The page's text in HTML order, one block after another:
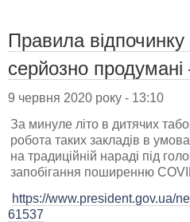
Правила
серйозно
9 червня 2020 року - 13:10
За минуле літо в дитячих
робота таких закладів в
на традиційній нараді під
запобігання поширенню
https://www.president.gov.ua/
61537